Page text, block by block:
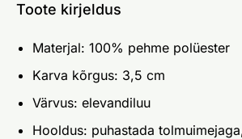
Toote kirjeldus
Materjal: 100% pehme polüester
Karva kõrgus: 3,5 cm
Värvus: elevandiluu
Hooldus: puhastada